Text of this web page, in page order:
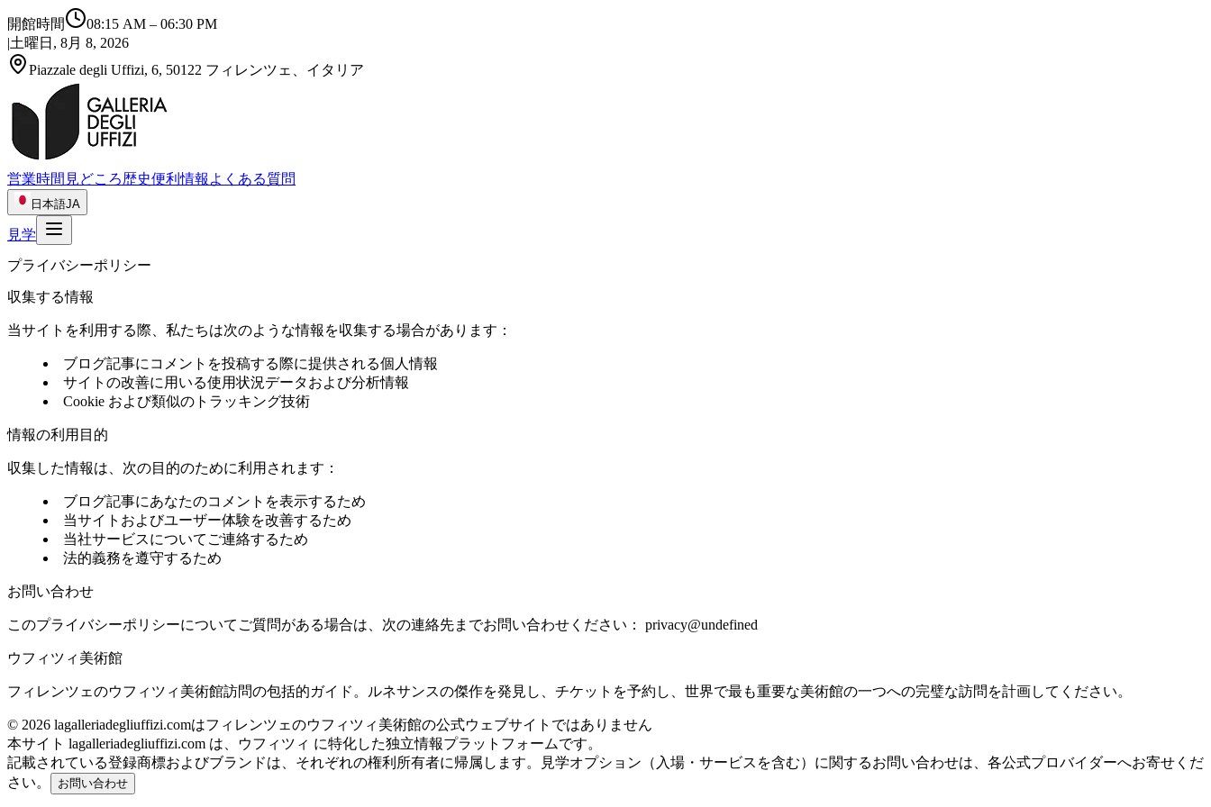
開館時間 08:15 AM – 06:30 PM
|土曜日, 8月 8, 2026
Piazzale degli Uffizi, 6, 50122 フィレンツェ、イタリア
営業時間 見どころ歴史便利情報 よくある質問
日本語JA
見学
プライバシーポリシー
収集する情報
当サイトを利用する際、私たちは次のような情報を収集する場合があります：
ブログ記事にコメントを投稿する際に提供される個人情報
サイトの改善に用いる使用状況データおよび分析情報
Cookie および類似のトラッキング技術
情報の利用目的
収集した情報は、次の目的のために利用されます：
ブログ記事にあなたのコメントを表示するため
当サイトおよびユーザー体験を改善するため
当社サービスについてご連絡するため
法的義務を遵守するため
お問い合わせ
このプライバシーポリシーについてご質問がある場合は、次の連絡先までお問い合わせください： privacy@undefined
ウフィツィ美術館
フィレンツェのウフィツィ美術館訪問の包括的ガイド。ルネサンスの傑作を発見し、チケットを予約し、世界で最も重要な美術館の一つへの完璧な訪問を計画してください。
© 2026 lagalleriadegliuffizi.comはフィレンツェのウフィツィ美術館の公式ウェブサイトではありません
本サイト lagalleriadegliuffizi.com は、ウフィツィ に特化した独立情報プラットフォームです。
記載されている登録商標およびブランドは、それぞれの権利所有者に帰属します。見学オプション（入場・サービスを含む）に関するお問い合わせは、各公式プロバイダーへお寄せくだ
さい。
お問い合わせ